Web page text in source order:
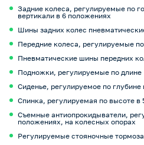
Задние колеса, регулируемые по
вертикали в 6 положениях
Шины задних колес
Передние колеса, регулируемые
Пневматические шины передних
Подножки, регулируемые по длине
Сиденье, регулируемое по
Спинка, регулируемая по высоте в
Съемные антиопрокидыватели,
положениях, на колесных опорах
Регулируемые стояночные тормоза